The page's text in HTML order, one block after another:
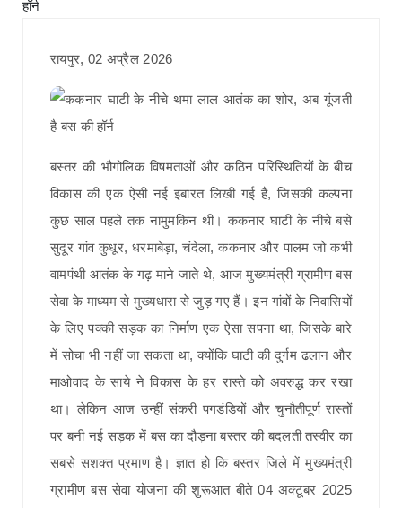
रायपुर, 02 अप्रैल 2026
बस्तर की भौगोलिक विषमताओं और कठिन परिस्थितियों के बीच
विकास की एक ऐसी नई इबारत लिखी गई है, जिसकी कल्पना
कुछ साल पहले तक नामुमकिन थी। ककनार घाटी के नीचे बसे
सुदूर गांव कुधूर, धरमाबेड़ा, चंदेला, ककनार और पालम जो कभी
वामपंथी आतंक के गढ़ माने जाते थे, आज मुख्यमंत्री ग्रामीण बस
सेवा के माध्यम से मुख्यधारा से जुड़ गए हैं। इन गांवों के निवासियों
के लिए पक्की सड़क का निर्माण एक ऐसा सपना था, जिसके बारे
में सोचा भी नहीं जा सकता था, क्योंकि घाटी की दुर्गम ढलान और
माओवाद के साये ने विकास के हर रास्ते को अवरुद्ध कर रखा
था। लेकिन आज उन्हीं संकरी पगडंडियों और चुनौतीपूर्ण रास्तों
पर बनी नई सड़क में बस का दौड़ना बस्तर की बदलती तस्वीर का
सबसे सशक्त प्रमाण है। ज्ञात हो कि बस्तर जिले में मुख्यमंत्री
ग्रामीण बस सेवा योजना की शुरूआत बीते 04 अक्टूबर 2025